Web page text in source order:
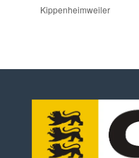
Kippenheimweiler